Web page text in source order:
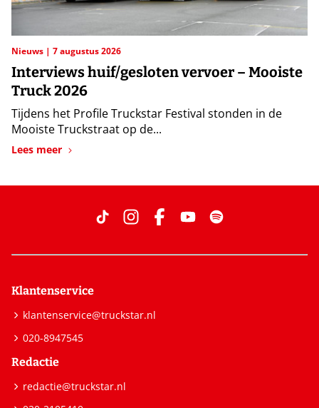
Nieuws 7 augustus 2026
Interviews huif/gesloten vervoer – Mooiste
Truck 2026
Tijdens het Profile Truckstar Festival stonden in de
Mooiste Truckstraat op de...
Lees meer
Klantenservice
klantenservice@truckstar.nl
020-8947545
Redactie
redactie@truckstar.nl